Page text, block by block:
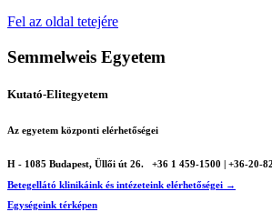
Fel az oldal tetejére
Semmelweis Egyetem
Kutató-Elitegyetem
Az egyetem központi elérhetőségei
H - 1085 Budapest, Üllői út 26.
+36 1 459-1500 | +36-20-
Betegellátó klinikáink és intézeteink elérhetőségei →
Egységeink térképen